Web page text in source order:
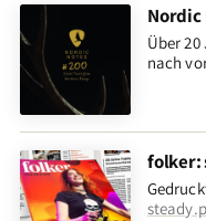
Nordic
Über
nach
folker: